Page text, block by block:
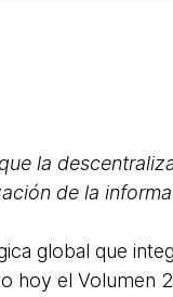
la
de la
global que
hoy el Volumen